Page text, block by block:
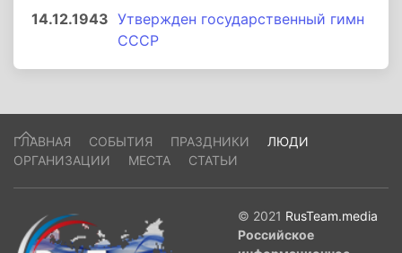
14.12.1943 Утвержден государственный гимн
СССР
ГЛАВНАЯ СОБЫТИЯ ПРАЗДНИКИ
ЛЮДИ
ОРГАНИЗАЦИИ
МЕСТА СТАТЬИ
© 2021 RusTeam.media
Российское